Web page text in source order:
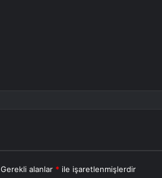
Gerekli alanlar * ile işaretlenmişlerdir